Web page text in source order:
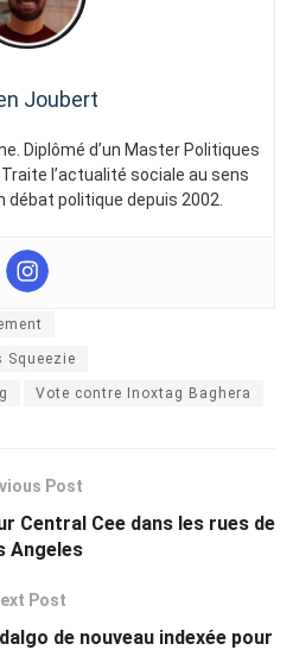
Joubert
Diplômé d’un Master Politiques
l’actualité sociale au sens
débat politique depuis 2002.
Squeezie
Vote contre Inoxtag Baghera
Post
Central Cee dans les rues de
Angeles
Post
de nouveau indexée pour